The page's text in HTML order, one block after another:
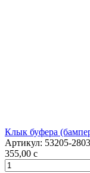
Клык буфера
Артикул: 53205-
355,00 c